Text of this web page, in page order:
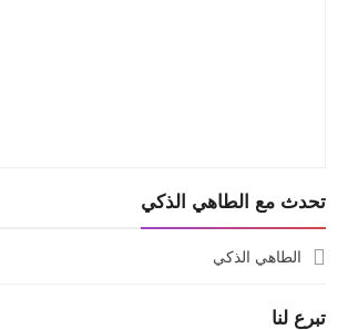
تحدث مع الطاهي الذكي
الطاهي الذكي
تبرع لنا